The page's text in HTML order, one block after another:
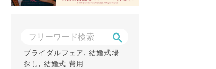
ブライダルフェア,結婚式場
探し, 結婚式 費用